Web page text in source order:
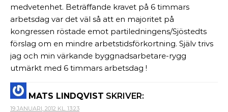
medvetenhet. Beträffande kravet på 6 timmars
arbetsdag var det väl så att en majoritet på
kongressen röstade emot partiledningens/Sjöstedts
förslag om en mindre arbetstidsförkortning. Själv trivs
jag och min värkande byggnadsarbetare-rygg
utmärkt med 6 timmars arbetsdag !
MATS LINDQVIST SKRIVER:
19 JANUARI, 2012 KL. 13:23